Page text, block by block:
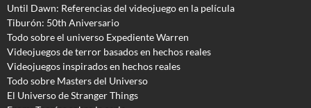
Until Dawn: Referencias del videojuego en la película
Tiburón: 50th Aniversario
Todo sobre el universo Expediente Warren
Videojuegos de terror basados en hechos reales
Videojuegos inspirados en hechos reales
Todo sobre Masters del Universo
El Universo de Stranger Things